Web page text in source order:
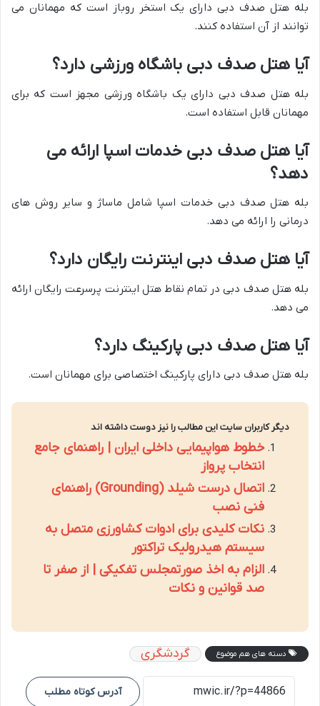
بله هتل صدف دبی دارای یک استخر روباز است که مهمانان می
توانند از آن استفاده کنند.
آیا هتل صدف دبی باشگاه ورزشی دارد؟
بله هتل صدف دبی دارای یک باشگاه ورزشی مجهز است که برای
مهمانان قابل استفاده است.
آیا هتل صدف دبی خدمات اسپا ارائه می
دهد؟
بله هتل صدف دبی خدمات اسپا شامل ماساژ و سایر روش های
درمانی را ارائه می دهد.
آیا هتل صدف دبی اینترنت رایگان دارد؟
بله هتل صدف دبی در تمام نقاط هتل اینترنت پرسرعت رایگان ارائه
می دهد.
آیا هتل صدف دبی پارکینگ دارد؟
بله هتل صدف دبی دارای پارکینگ اختصاصی برای مهمانان است.
دیگر کاربران سایت این مطالب را نیز دوست داشته اند
خطوط هواپیمایی داخلی ایران | راهنمای جامع
انتخاب پرواز
اتصال درست شیلد (Grounding) راهنمای
فنی نصب
نکات کلیدی برای ادوات کشاورزی متصل به
سیستم هیدرولیک تراکتور
الزام به اخذ صورتمجلس تفکیکی | از صفر تا
صد قوانین و نکات
دسته های هم موضوع گردشگری
آدرس کوتاه مطلب